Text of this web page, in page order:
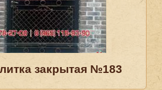
закрытая №183